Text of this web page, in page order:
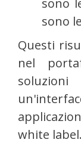
sono
sono
Questi
nel
white label.